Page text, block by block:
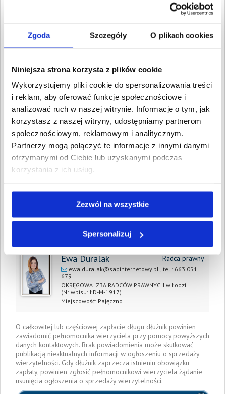
Zgoda Szczegóły O plikach cookies
Niniejsza strona korzysta z plików cookie
Wykorzystujemy pliki cookie do spersonalizowania treści
i reklam, aby oferować funkcje społecznościowe i
analizować ruch w naszej witrynie. Informacje o tym, jak
korzystasz z naszej witryny, udostępniamy partnerom
społecznościowym, reklamowym i analitycznym.
Partnerzy mogą połączyć te informacje z innymi danymi
otrzymanymi od Ciebie lub uzyskanymi podczas
korzystania z ich usług.
Zezwól na wszystkie
Spersonalizuj
Roszczenia:
1. Cywilne
2019
W sumie: Wartość:500,00 PLN
Koszty sądowe:90,39 PLN
Spłacono:
0,00 PLN
Całkowita
wartość wierzytelności:
590,39 PLN
Prawomocny nakaz
zapłaty/
Data wystawienia: 21 kwietnia 2021
Pełnomocnik wierzyciela:
Ewa Duralak Radca prawny
ewa.duralak@sadinternetowy.pl , tel.: 663 051
679
OKRĘGOWA IZBA RADCÓW PRAWNYCH w Łodzi
(Nr wpisu: ŁD-M-1917)
Miejscowość: Pajęczno
O całkowitej lub częściowej zapłacie długu dłużnik powinien
zawiadomić pełnomocnika wierzyciela przy pomocy powyższych
danych kontaktowych. Brak powiadomienia może skutkować
publikacją nieaktualnych informacji w ogłoszeniu o sprzedaży
wierzytelności. Gdy dłużnik zaprzecza istnieniu obowiązku
zapłaty, powinien zgłosić pełnomocnikowi wierzyciela żądanie
usunięcia ogłoszenia o sprzedaży wierzytelności.